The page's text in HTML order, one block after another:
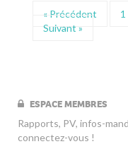
« Précédent 1
Suivant »
ESPACE MEMBRES
Rapports, PV, infos-
connectez-vous !